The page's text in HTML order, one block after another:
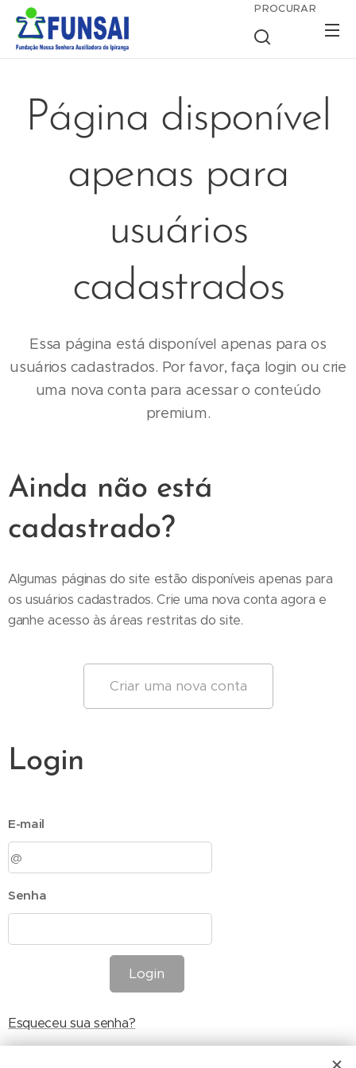
PROCURAR
Página disponível
apenas para
usuários
cadastrados
Essa página está disponível apenas para os
usuários cadastrados. Por favor, faça login ou crie
uma nova conta para acessar o conteúdo
premium.
Ainda não está
cadastrado?
Algumas páginas do site estão disponíveis apenas para
os usuários cadastrados. Crie uma nova conta agora e
ganhe acesso às áreas restritas do site.
Criar uma nova conta
Login
E-mail
Senha
Login
Esqueceu sua senha?